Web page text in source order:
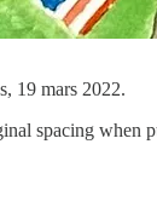
19 mars 2022.
spacing when